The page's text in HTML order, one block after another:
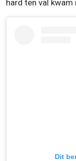
hard ten val kwam
Dit